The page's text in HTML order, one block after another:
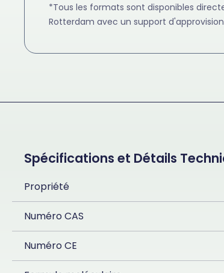
*Tous les formats sont disponibles
Rotterdam avec un support
Spécifications et Détails
Propriété
Numéro CAS
Numéro CE